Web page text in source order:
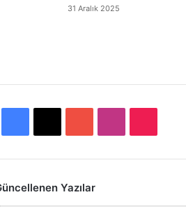
31 Aralık 2025
e
T
t
T
Yazılar